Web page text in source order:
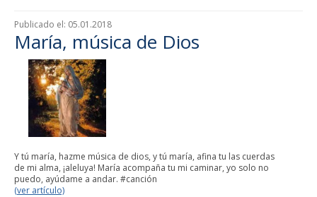
Publicado el: 05.01.2018
María, música de Dios
Y tú maría, hazme música de dios, y tú maría, afina tu las cuerdas
de mi alma, ¡aleluya! María acompaña tu mi caminar, yo solo no
puedo, ayúdame a andar. #canción
(ver artículo)